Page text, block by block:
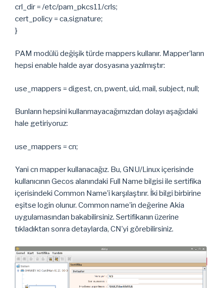
crl_dir = /etc/pam_pkcs11/crls;
cert_policy = ca,signature;
}
PAM modülü değişik türde mappers kullanır. Mapper’ların
hepsi enable halde ayar dosyasına yazılmıştır:
use_mappers = digest, cn, pwent, uid, mail, subject, null;
Bunların hepsini kullanmayacağımızdan dolayı aşağıdaki
hale getiriyoruz:
use_mappers = cn;
Yani cn mapper kullanacağız. Bu, GNU/Linux içerisinde
kullanıcının Gecos alanındaki Full Name bilgisi ile sertifika
içerisindeki Common Name’i karşılaştırır. İki bilgi birbirine
eşitse login olunur. Common name’in değerine Akia
uygulamasından bakabilirsiniz. Sertifikanın üzerine
tıkladıktan sonra detaylarda, CN’yi görebilirsiniz.